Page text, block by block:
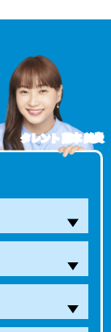
110.00㎡ 2020年第
タレント 藤本 美貴